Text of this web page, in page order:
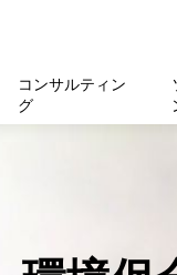
コンサルティン
グ
運用管理
運用支援
マニュアル・フ
小中高等学校
受賞・認定